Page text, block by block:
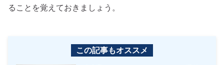
ることを覚えておきましょう。
この記事もオススメ